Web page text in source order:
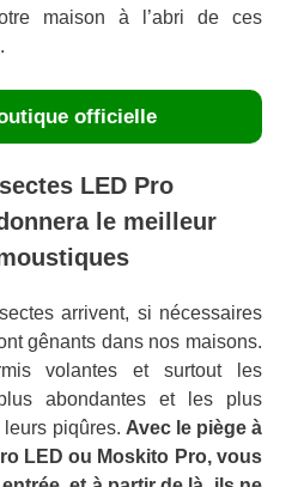
maison à l’abri de ces
officielle
LED Pro
le meilleur
arrivent, si nécessaires
gênants dans nos maisons.
volantes et surtout les
abondantes et les plus
piqûres. Avec le piège à
LED ou Moskito Pro, vous